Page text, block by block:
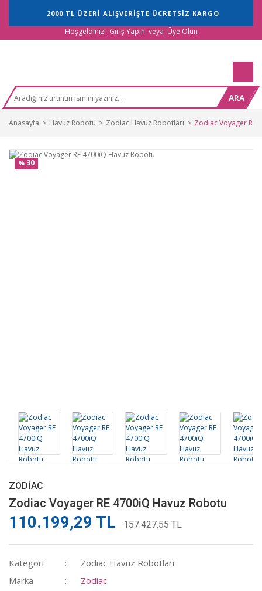
2000 TL ÜZERİ ALIŞVERİŞTE ÜCRETSİZ KARGO
Hoşgeldiniz! Giriş Yapın veya Üye Olun
ARA
Anasayfa Havuz Robotu Zodiac Havuz Robotları Zodiac Voyager RE
% 30
ZODIAC
Zodiac Voyager RE 4700iQ Havuz Robotu
110.199,29 TL 157.427,55 TL
Kategori
Zodiac Havuz Robotları
Marka
Zodiac